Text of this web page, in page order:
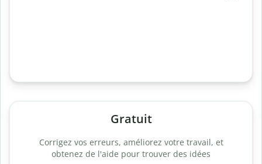
Gratuit
Corrigez vos erreurs, améliorez votre travail, et
obtenez de l'aide pour trouver des idées